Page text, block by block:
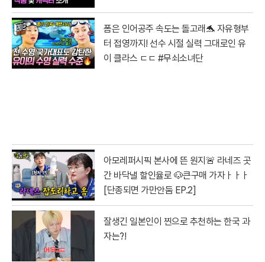
폼은 인어공주 속도는 돌고래🐬 자유형부
터 접영까지! 선수 시절 실력 그대로인 유
이 클라스 ㄷㄷ #무쇠소녀단
아모레퍼시픽 본사에 뜬 원지🚨 라네즈 곳
간 바닥낼 할인율로 🐶큰구매 가자ㅏㅏㅏ
[단종되면 가만안둠 EP.2]
잘생긴 일본인이 찐으로 추천하는 한국 과
자는?!